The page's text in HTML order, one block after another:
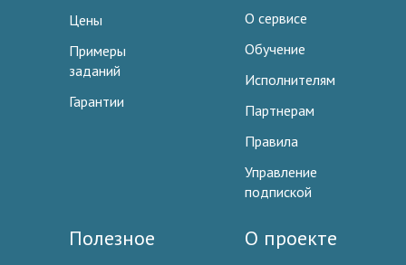
Цены
Примеры
заданий
Гарантии
О сервисе
Обучение
Исполнителям
Партнерам
Правила
Управление
подпиской
Полезное О проекте